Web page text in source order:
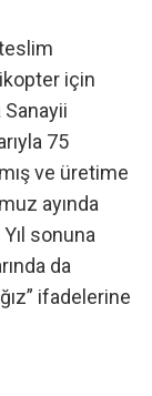
teslim
için
Sanayii
75
ve üretime
ayında
sonuna
da
ifadelerine